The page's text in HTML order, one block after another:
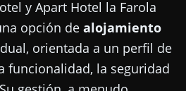
y Apart Hotel la Farola
opción de alojamiento
orientada a un perfil de
funcionalidad, la seguridad